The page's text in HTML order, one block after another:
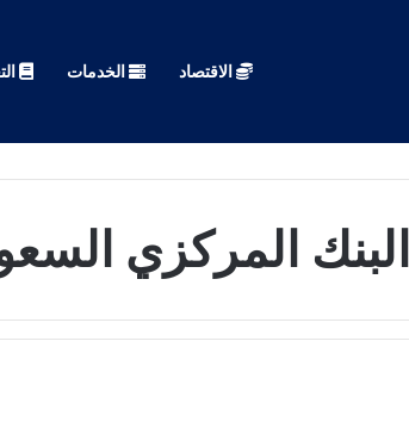
الاقتصاد الخدمات
البنك المركزي